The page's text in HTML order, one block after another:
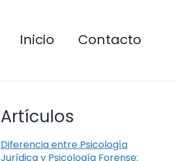
Inicio Contacto
Artículos
Diferencia entre Psicología
Jurídica y Psicología Forense: